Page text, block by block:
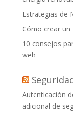
Estrategias de
Cómo crear un
10 consejos
web
Autenticación
adicional de